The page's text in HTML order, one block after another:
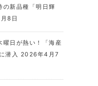
の新品種「明日輝
8日
曜日が熱い！「海産
潜入 2026年4月7